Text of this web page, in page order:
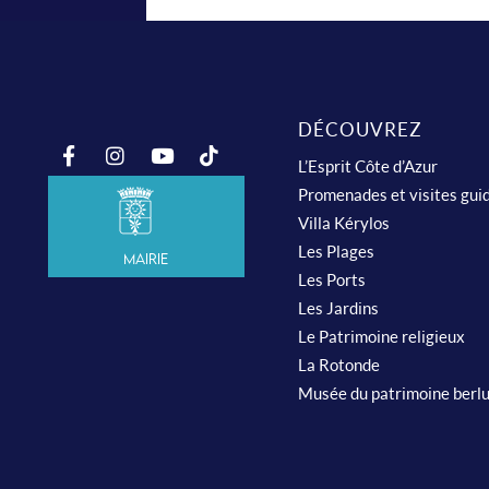
Mairie
DÉCOUVREZ
L’Esprit Côte d’Azur
Promenades et visites
Villa Kérylos
Les Plages
Les Ports
Les Jardins
Le Patrimoine religieux
La Rotonde
Musée du patrimoine